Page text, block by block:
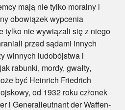
mają nie tylko moralny i
obowiązek wypcenia
tylko nie wywiązali się z niego
przed sądami innych
winnych ludobójstwa i
rabunki, mordy, gwałty,
być Heinrich Friedrich
od 1932 roku członek
i Generalleutnant der Waffen-